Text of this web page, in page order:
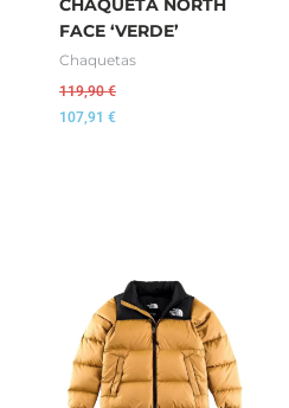
CHAQUETA NORTH
FACE ‘VERDE’
Chaquetas
119,90€
107,91 €